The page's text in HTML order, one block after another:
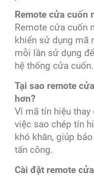
Remote cửa cuốn
Remote cửa cuốn
khiển sử dụng mã
mỗi lần sử dụng
hệ thống cửa cuốn.
Tại sao remote
hơn?
Vì mã tín hiệu
việc sao chép tín
khó khăn, giúp
tấn công.
Cài đặt remote